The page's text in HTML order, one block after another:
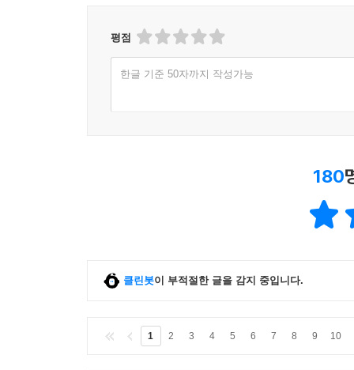
평점
한글 기준 50자까지 작성가능
180
클린봇이 부적절한 글을 감지 중입니다.
1 2 3 4 5 6 7 8 9 10